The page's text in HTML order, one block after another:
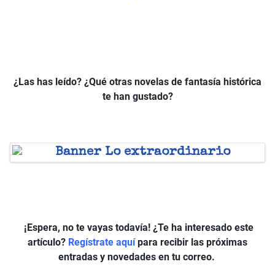
¿Las has leído? ¿Qué otras novelas de fantasía histórica
te han gustado?
¡Espera, no te vayas todavía! ¿Te ha interesado este
artículo? Regístrate aquípara recibir las próximas
entradas y novedades en tu correo.